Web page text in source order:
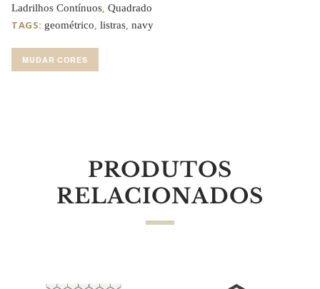
Ladrilhos Contínuos Quadrado
TAGS: geométrico listras navy
MUDAR CORES
PRODUTOS
RELACIONADOS